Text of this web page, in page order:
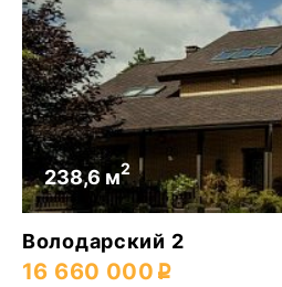
238,6 м2
Володарский 2
16 660 000